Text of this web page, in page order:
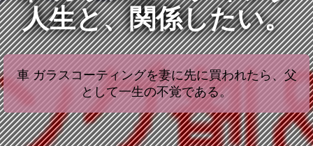
人生と、関係したい。
車 ガラスコーティングを妻に先に買われたら、父
として一生の不覚である。